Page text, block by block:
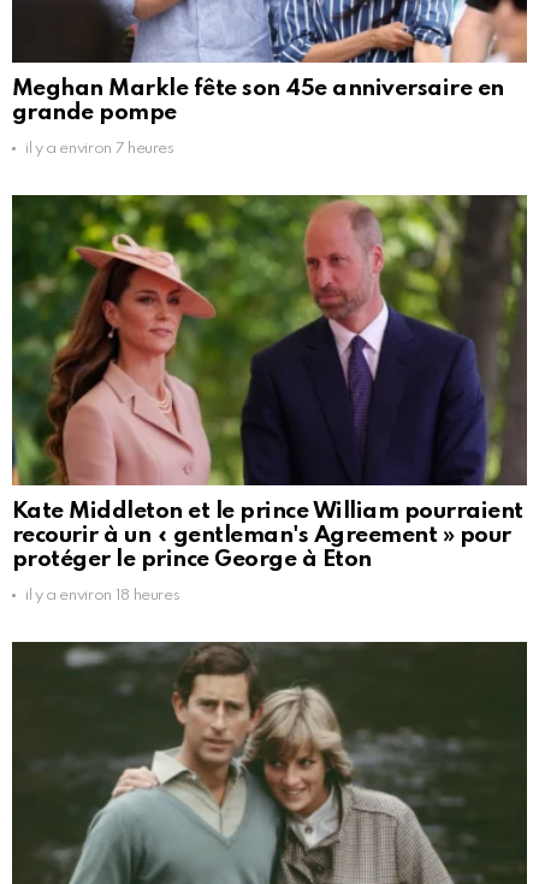
Meghan Markle fête son 45e anniversaire en
grande pompe
il y a environ 7 heures
Kate Middleton et le prince William pourraient
recourir à un « gentleman's Agreement » pour
protéger le prince George à Eton
il y a environ 18 heures